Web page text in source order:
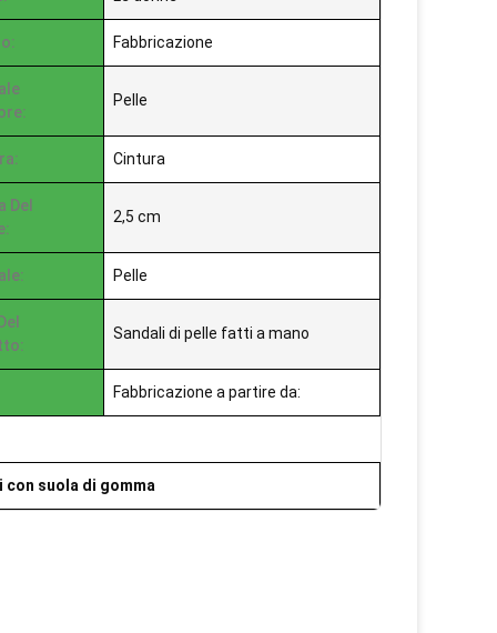
Fabbricazione
Pelle
Cintura
Del
2,5 cm
Pelle
Sandali di pelle fatti a mano
Fabbricazione a partire da:
suola di gomma